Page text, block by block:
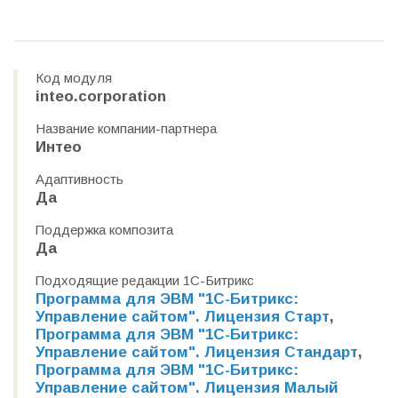
Код модуля
inteo.corporation
Название компании-партнера
Интео
Адаптивность
Да
Поддержка композита
Да
Подходящие редакции 1С-Битрикс
Программа для ЭВМ "1С-Битрикс:
Управление сайтом". Лицензия Старт,
Программа для ЭВМ "1С-Битрикс:
Управление сайтом". Лицензия Стандарт,
Программа для ЭВМ "1С-Битрикс:
Управление сайтом". Лицензия Малый